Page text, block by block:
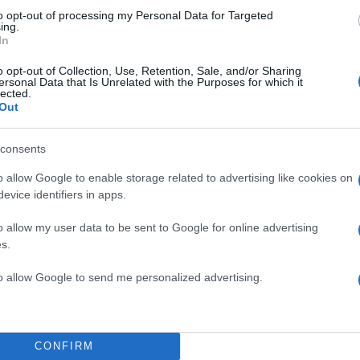
opt-out of processing my Personal Data for Targeted
opt-out of Collection, Use, Retention, Sale, and/or Sharing
Data that Is Unrelated with the Purposes for which it
allow Google to enable storage related to advertising like cookies on
identifiers in apps.
allow my user data to be sent to Google for online advertising
allow Google to send me personalized advertising.
CONFIRM